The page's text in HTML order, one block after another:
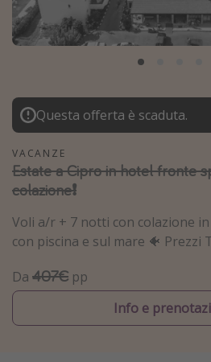
Grecia
Baleari
Tunisia
Malta
Canarie
Capo Verde
Tipo di vacanza
Vacanze last minute
Vacanze all inclusive
Vacanze estate 2026
Vacanze di Pasqua 2026
Questa offerta è scaduta.
VACANZE
Estate a Cipro in hotel fronte
colazione❗️
Voli a/r + 7 notti con colazione
con piscina e sul mare 🐠 Prezzi
Da 407€ pp
Info e